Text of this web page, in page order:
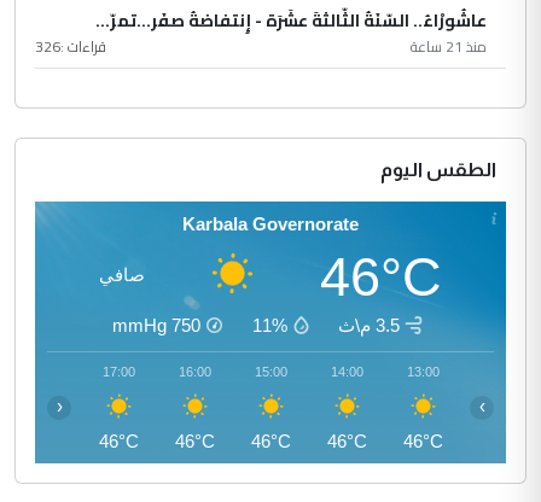
عاشُورْاءُ.. السّنَةُ الثّالثةَ عشَرَة - إِنتفاضةُ صفَر…تمرّ...
منذ 21 ساعة قراءات :326
الطقس اليوم
Karbala Governorate
46°C صافي
3.5 م\ث 11%
750
mmHg
13:00
46°C
14:00
46°C
15:00
46°C
16:00
46°C
17:00
46°C
‹ ›